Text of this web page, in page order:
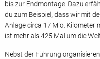
bis zur Endmontage. Dazu
du zum Beispiel, dass wir mit
Anlage circa 17 Mio. Kilometer
ist mehr als 425 Mal um die
Nebst der Führung